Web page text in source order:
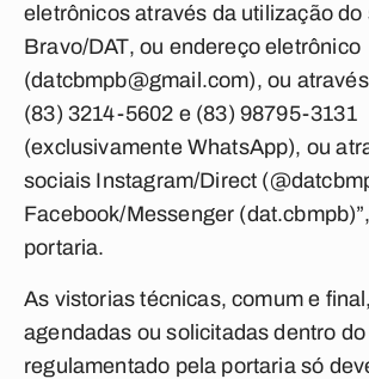
eletrônicos através da utilização do
Bravo/DAT, ou endereço eletrônico
(datcbmpb@gmail.com), ou
(83) 3214-5602 e (83) 98795-3131
(exclusivamente WhatsApp), ou
sociais Instagram/Direct
Facebook/Messenger
portaria.
As vistorias técnicas, comum e
agendadas ou solicitadas dentro
regulamentado pela portaria só